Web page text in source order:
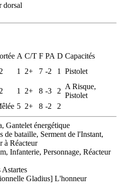
dorsal
A C/T F PA D Capacités
1 2+ 7 -2 1
Pistolet
1 2+ 8 -3 2
A Risque,
Pistolet
5 2+ 8 -2 2
Gantelet énergétique
de bataille, Serment de l'Instant,
à Réacteur
Infanterie, Personnage, Réacteur
Astartes
Gladius] L'honneur